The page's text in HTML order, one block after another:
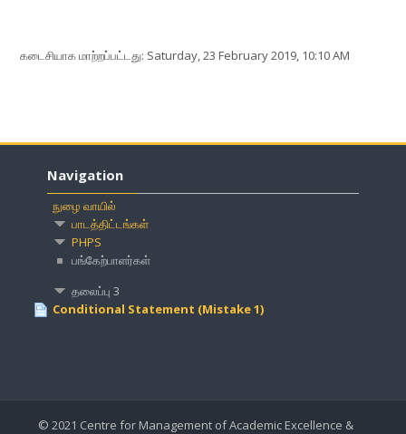
கடைசியாக மாற்றப்பட்டது: Saturday, 23 February 2019, 10:10 AM
Navigation
நுழை வாயில்
பாடத்திட்டங்கள்
PHPS
பங்கேற்பாளர்கள்
தலைப்பு 3
Conditional Statement (Mistake 1)
© 2021 Centre for Management of Academic Excellence &